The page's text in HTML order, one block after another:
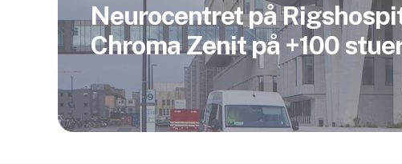
Neurocentret på
Chroma Zenit på +100